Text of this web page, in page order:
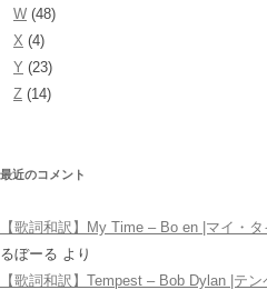
W (48)
X (4)
Y (23)
Z (14)
最近のコメント
【歌詞和訳】My Time – Bo en |マイ・
るぼーる より
【歌詞和訳】Tempest – Bob Dylan |テ